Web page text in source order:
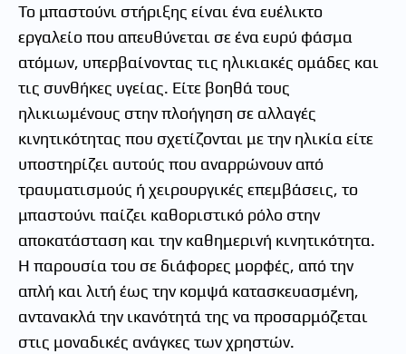
Το μπαστούνι στήριξης είναι ένα ευέλικτο
εργαλείο που απευθύνεται σε ένα ευρύ φάσμα
ατόμων, υπερβαίνοντας τις ηλικιακές ομάδες και
τις συνθήκες υγείας. Είτε βοηθά τους
ηλικιωμένους στην πλοήγηση σε αλλαγές
κινητικότητας που σχετίζονται με την ηλικία είτε
υποστηρίζει αυτούς που αναρρώνουν από
τραυματισμούς ή χειρουργικές επεμβάσεις, το
μπαστούνι παίζει καθοριστικό ρόλο στην
αποκατάσταση και την καθημερινή κινητικότητα.
Η παρουσία του σε διάφορες μορφές, από την
απλή και λιτή έως την κομψά κατασκευασμένη,
αντανακλά την ικανότητά της να προσαρμόζεται
στις μοναδικές ανάγκες των χρηστών.